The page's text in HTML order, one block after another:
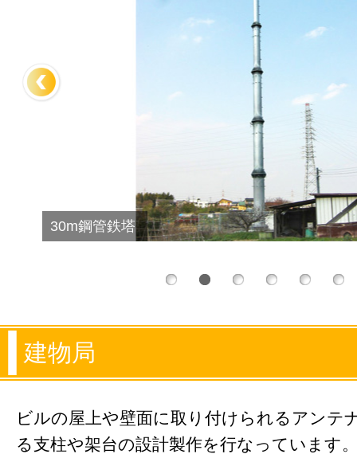
30m鋼管鉄塔
建物局
ビルの屋上や壁面に取り付けられるアンテ
る支柱や架台の設計製作を行なっています